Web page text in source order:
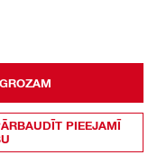
PIEEJAMĪ